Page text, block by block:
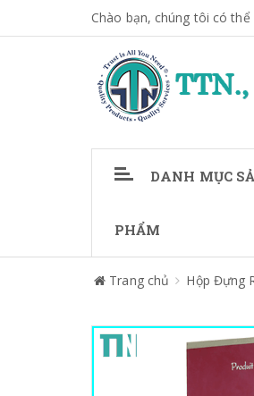
Chào bạn, chúng tôi có thể
DANH MỤC
PHẨM
Trang chủ Hộp Đựng